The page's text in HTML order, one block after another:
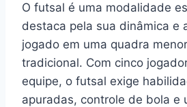
O futsal é uma modalidade
destaca pela sua dinâmica e
jogado em uma quadra
tradicional. Com cinco
equipe, o futsal exige
apuradas, controle de bola e